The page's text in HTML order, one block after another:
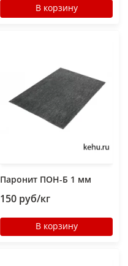
В корзину
Паронит ПОН-Б 1 мм
150 руб/кг
В корзину